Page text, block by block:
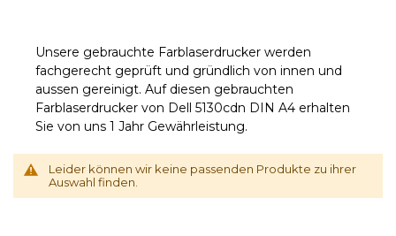
Unsere gebrauchte Farblaserdrucker werden
fachgerecht geprüft und gründlich von innen und
aussen gereinigt. Auf diesen gebrauchten
Farblaserdrucker von Dell 5130cdn DIN A4 erhalten
Sie von uns 1 Jahr Gewährleistung.
Leider können wir keine passenden Produkte zu ihrer
Auswahl finden.